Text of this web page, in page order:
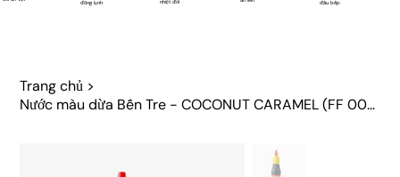
đông lạnh
nhiệt đới
đầu bếp
Trang chủ >
Nước màu dừa Bến Tre - COCONUT CARAMEL (FF 00987)